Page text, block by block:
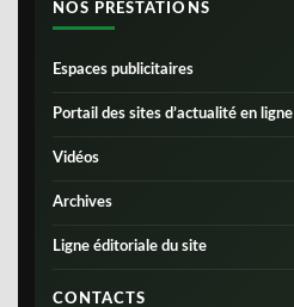
NOS PRESTATIONS
Espaces publicitaires
Portail des sites d’actualité en ligne
Vidéos
Archives
Ligne éditoriale du site
CONTACTS